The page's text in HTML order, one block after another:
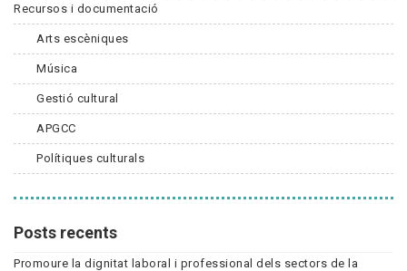
Recursos i documentació
Arts escèniques
Música
Gestió cultural
APGCC
Polítiques culturals
Posts recents
Promoure la dignitat laboral i professional dels sectors de la